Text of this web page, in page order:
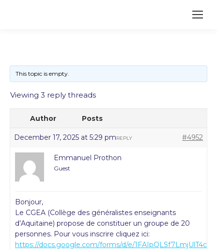
This topic is empty.
Viewing 3 reply threads
Author Posts
December 17, 2025 at 5:29 pm #4952
REPLY
Emmanuel Prothon
Guest
Bonjour,
Le CGEA (Collège des généralistes enseignants
d’Aquitaine) propose de constituer un groupe de 20
personnes. Pour vous inscrire cliquez ici:
https://docs.google.com/forms/d/e/